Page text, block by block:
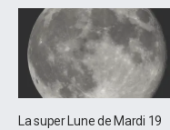
La super Lune de Mardi 19